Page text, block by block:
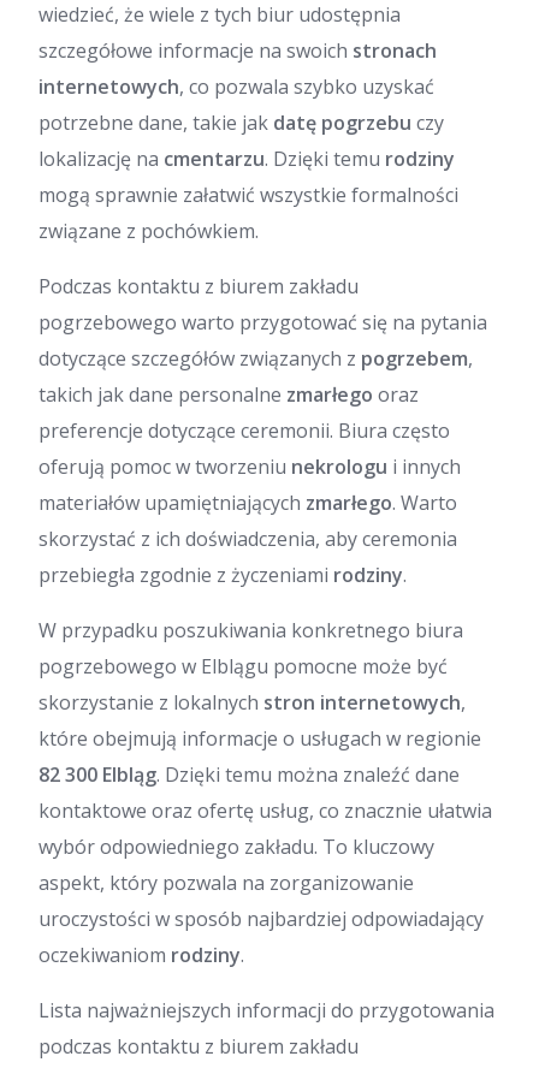
wiedzieć, że wiele z tych biur udostępnia
szczegółowe informacje na swoich stronach
internetowych, co pozwala szybko uzyskać
potrzebne dane, takie jak datę pogrzebu czy
lokalizację na cmentarzu. Dzięki temu rodziny
mogą sprawnie załatwić wszystkie formalności
związane z pochówkiem.
Podczas kontaktu z biurem zakładu
pogrzebowego warto przygotować się na pytania
dotyczące szczegółów związanych z pogrzebem,
takich jak dane personalne zmarłego oraz
preferencje dotyczące ceremonii. Biura często
oferują pomoc w tworzeniu nekrologu i innych
materiałów upamiętniających zmarłego. Warto
skorzystać z ich doświadczenia, aby ceremonia
przebiegła zgodnie z życzeniami rodziny.
W przypadku poszukiwania konkretnego biura
pogrzebowego w Elblągu pomocne może być
skorzystanie z lokalnych stron internetowych,
które obejmują informacje o usługach w regionie
82 300 Elbląg. Dzięki temu można znaleźć dane
kontaktowe oraz ofertę usług, co znacznie ułatwia
wybór odpowiedniego zakładu. To kluczowy
aspekt, który pozwala na zorganizowanie
uroczystości w sposób najbardziej odpowiadający
oczekiwaniom rodziny.
Lista najważniejszych informacji do przygotowania
podczas kontaktu z biurem zakładu